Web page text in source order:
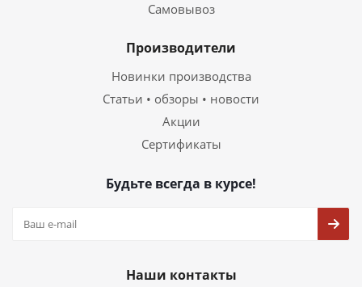
Самовывоз
Производители
Новинки производства
Статьи • обзоры • новости
Акции
Сертификаты
Будьте всегда в курсе!
Наши контакты